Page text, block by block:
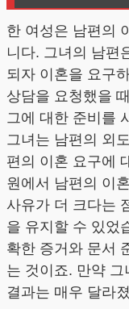
한 여성은 남편의
니다. 그녀의 남편
되자 이혼을 요구
상담을 요청했을
그에 대한 준비를
그녀는 남편의 외
편의 이혼 요구에
원에서 남편의 이
사유가 더 크다는
을 유지할 수 있었
확한 증거와 문서
는 것이죠. 만약
결과는 매우 달라